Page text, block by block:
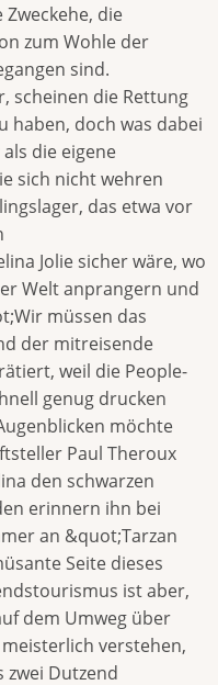
die
zum Wohle der
sind.
scheinen die Rettung
haben, doch was dabei
die eigene
sich nicht wehren
das etwa vor
Jolie sicher wäre, wo
Welt anprangern und
müssen das
der mitreisende
weil die People-
genug drucken
möchte
Paul Theroux
den schwarzen
erinnern ihn bei
an &quot;Tarzan
Seite dieses
ist aber,
dem Umweg über
verstehen,
zwei Dutzend